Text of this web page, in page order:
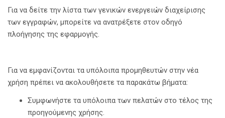
Για να δείτε την λίστα των γενικών ενεργειών διαχείρισης
των εγγραφών, μπορείτε να ανατρέξετε στον οδηγό
πλοήγησης της εφαρμογής.
Για να εμφανίζονται τα υπόλοιπα προμηθευτών στην νέα
χρήση πρέπει να ακολουθήσετε τα παρακάτω βήματα:
Συμφωνήστε τα υπόλοιπα των πελατών στο τέλος της
προηγούμενης χρήσης.